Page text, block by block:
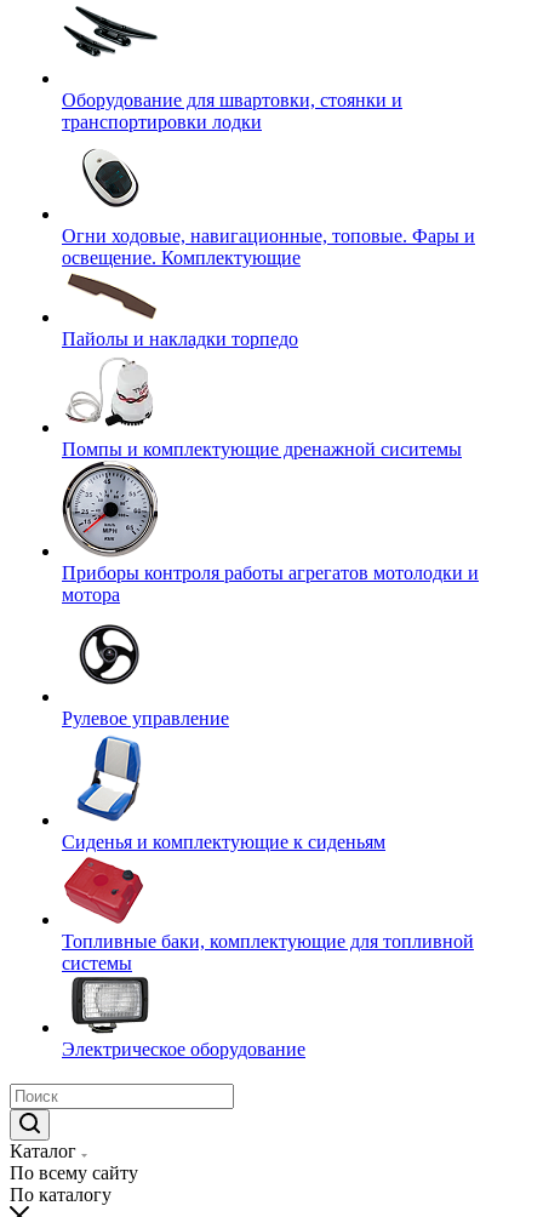
Оборудование для швартовки, стоянки и
транспортировки лодки
Огни ходовые, навигационные, топовые. Фары и
освещение. Комплектующие
Пайолы и накладки торпедо
Помпы и комплектующие дренажной сиситемы
Приборы контроля работы агрегатов мотолодки и
мотора
Рулевое управление
Сиденья и комплектующие к сиденьям
Топливные баки, комплектующие для топливной
системы
Электрическое оборудование
Каталог
По всему сайту
По каталогу